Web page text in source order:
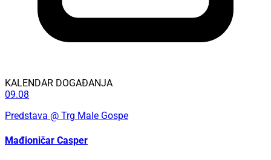
KALENDAR DOGAĐANJA
09.08
Predstava @ Trg Male Gospe
Mađioničar Casper